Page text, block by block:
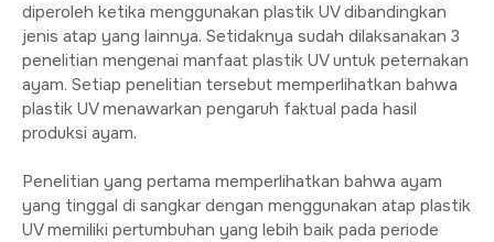
diperoleh ketika menggunakan plastik UV dibandingkan
jenis atap yang lainnya. Setidaknya sudah dilaksanakan 3
penelitian mengenai manfaat plastik UV untuk peternakan
ayam. Setiap penelitian tersebut memperlihatkan bahwa
plastik UV menawarkan pengaruh faktual pada hasil
produksi ayam.
Penelitian yang pertama memperlihatkan bahwa ayam
yang tinggal di sangkar dengan menggunakan atap plastik
UV memiliki pertumbuhan yang lebih baik pada periode